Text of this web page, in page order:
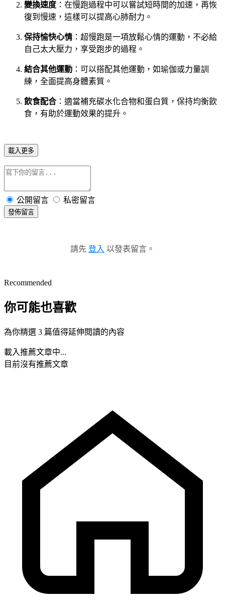
變換速度 ：在慢跑過程中可以嘗試短時間的加速，再恢
復到慢速，這樣可以提高心肺耐力。
保持愉快心情 ：超慢跑是一項放鬆心情的運動，不必給
自己太大壓力，享受跑步的過程。
結合其他運動 ：可以搭配其他運動，如瑜伽或力量訓
練，全面提高身體素質。
飲食配合 ：適當補充碳水化合物和蛋白質，保持均衡飲
食，有助於運動效果的提升。
載入更多
公開留言 私密留言
發佈留言
請先 登入 以發表留言。
Recommended
你可能也喜歡
為你精選 3 篇值得延伸閱讀的內容
載入推薦文章中...
目前沒有推薦文章